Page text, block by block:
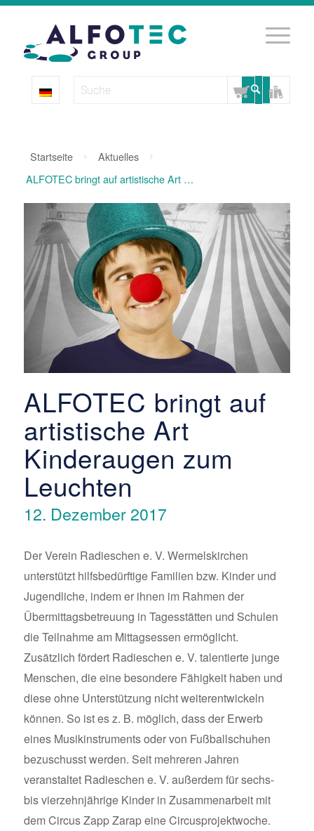
Startseite
Aktuelles
ALFOTEC bringt auf artistische Art Kinderaugen zum Leuchten
ALFOTEC bringt auf
artistische Art
Kinderaugen zum
Leuchten
12. Dezember 2017
Der Verein Radieschen e. V. Wermelskirchen
unterstützt hilfsbedürftige Familien bzw. Kinder und
Jugendliche, indem er ihnen im Rahmen der
Übermittagsbetreuung in Tagesstätten und Schulen
die Teilnahme am Mittagsessen ermöglicht.
Zusätzlich fördert Radieschen e. V. talentierte junge
Menschen, die eine besondere Fähigkeit haben und
diese ohne Unterstützung nicht weiterentwickeln
können. So ist es z. B. möglich, dass der Erwerb
eines Musikinstruments oder von Fußballschuhen
bezuschusst werden. Seit mehreren Jahren
veranstaltet Radieschen e. V. außerdem für sechs-
bis vierzehnjährige Kinder in Zusammenarbeit mit
dem Circus Zapp Zarap eine Circusprojektwoche.